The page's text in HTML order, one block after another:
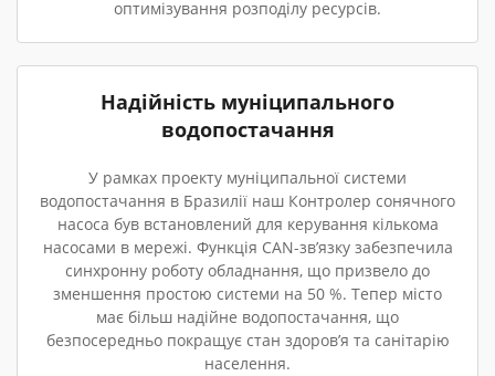
оптимізування розподілу ресурсів.
Надійність муніципального
водопостачання
У рамках проекту муніципальної системи
водопостачання в Бразилії наш Контролер сонячного
насоса був встановлений для керування кількома
насосами в мережі. Функція CAN-зв’язку забезпечила
синхронну роботу обладнання, що призвело до
зменшення простою системи на 50 %. Тепер місто
має більш надійне водопостачання, що
безпосередньо покращує стан здоров’я та санітарію
населення.